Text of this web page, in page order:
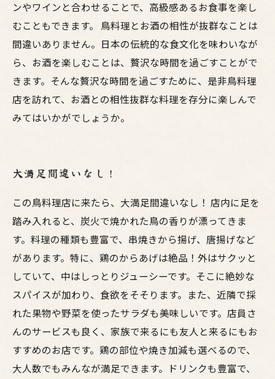
ンやワインと合わせることで、高級感あるお食事を楽し
むこともできます。 鳥料理とお酒の相性が抜群なことは
間違いありません。日本の伝統的な食文化を味わいなが
ら、お酒を楽しむことは、贅沢な時間を過ごすことがで
きます。そんな贅沢な時間を過ごすために、是非鳥料理
店を訪れて、お酒との相性抜群な料理を存分に楽しんで
みてはいかがでしょうか。
大満足間違いなし！
この鳥料理店に来たら、大満足間違いなし！ 店内に足を
踏み入れると、炭火で焼かれた鳥の香りが漂ってきま
す。料理の種類も豊富で、串焼きから揚げ、唐揚げなど
があります。特に、鶏のからあげは絶品！外はサクッと
していて、中はしっとりジューシーです。そこに絶妙な
スパイスが加わり、食欲をそそります。また、近隣で採
れた果物や野菜を使ったサラダも美味しいです。店員さ
んのサービスも良く、家族で来るにも友人と来るにもお
すすめのお店です。鶏の部位や焼き加減も選べるので、
大人数でもみんなが満足できます。ドリンクも豊富で、